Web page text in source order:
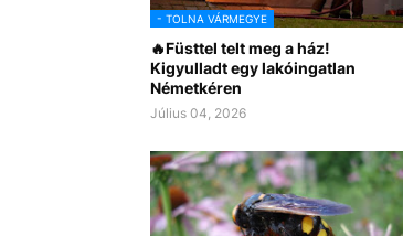
- TOLNA VÁRMEGYE
🔥Füsttel telt meg a ház!
Kigyulladt egy lakóingatlan
Németkéren
Július 04, 2026